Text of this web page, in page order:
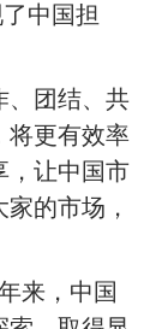
中国担
、团结、共
将更有效率
，让中国市
的市场，
来，中国